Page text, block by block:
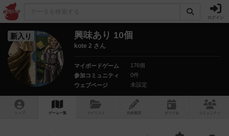
ログイン
新入り 興味あり 10個
kote 2 さん
マイボードゲーム
176個
参加コミュニティ
0件
ウェブページ
未設定
トップ ゲーム一覧 マイリスト 投稿履歴 ボ ドゲ コミュニティ